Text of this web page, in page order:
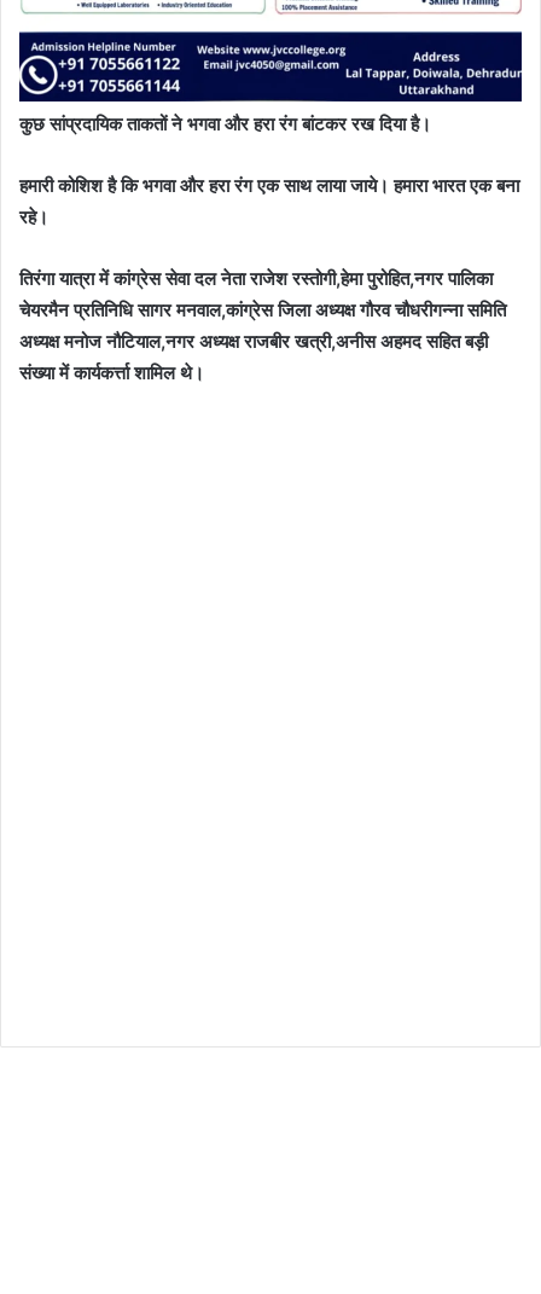
कुछ सांप्रदायिक ताकतों ने भगवा और हरा रंग बांटकर रख दिया है।
हमारी कोशिश है कि भगवा और हरा रंग एक साथ लाया जाये। हमारा भारत एक बना
रहे।
तिरंगा यात्रा में कांग्रेस सेवा दल नेता राजेश रस्तोगी,हेमा पुरोहित,नगर पालिका
चेयरमैन प्रतिनिधि सागर मनवाल,कांग्रेस जिला अध्यक्ष गौरव चौधरीगन्ना समिति
अध्यक्ष मनोज नौटियाल,नगर अध्यक्ष राजबीर खत्री,अनीस अहमद सहित बड़ी
संख्या में कार्यकर्त्ता शामिल थे।